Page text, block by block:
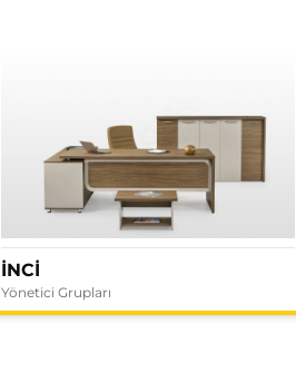
İNCİ
Yönetici Grupları